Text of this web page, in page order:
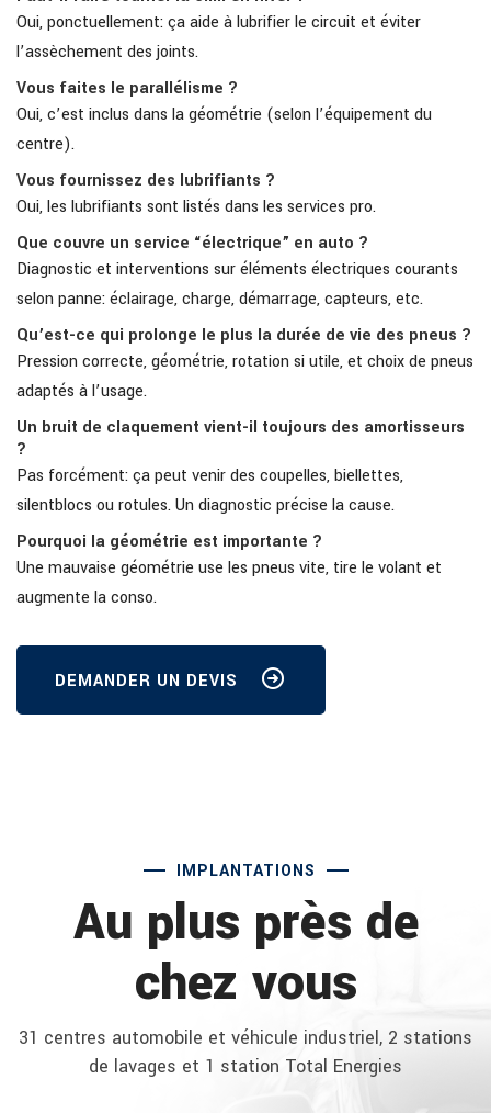
Oui, ponctuellement: ça aide à lubrifier le circuit et éviter
l’assèchement des joints.
Vous faites le parallélisme ?
Oui, c’est inclus dans la géométrie (selon l’équipement du
centre).
Vous fournissez des lubrifiants ?
Oui, les lubrifiants sont listés dans les services pro.
Que couvre un service “électrique” en auto ?
Diagnostic et interventions sur éléments électriques courants
selon panne: éclairage, charge, démarrage, capteurs, etc.
Qu’est-ce qui prolonge le plus la durée de vie des pneus ?
Pression correcte, géométrie, rotation si utile, et choix de pneus
adaptés à l’usage.
Un bruit de claquement vient-il toujours des amortisseurs
?
Pas forcément: ça peut venir des coupelles, biellettes,
silentblocs ou rotules. Un diagnostic précise la cause.
Pourquoi la géométrie est importante ?
Une mauvaise géométrie use les pneus vite, tire le volant et
augmente la conso.
DEMANDER UN DEVIS
IMPLANTATIONS
Au plus près de
chez vous
31 centres automobile et véhicule industriel, 2 stations
de lavages et 1 station Total Energies